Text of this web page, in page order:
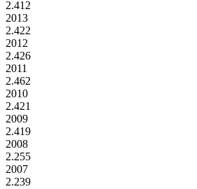
2.412
2013
2.422
2012
2.426
2011
2.462
2010
2.421
2009
2.419
2008
2.255
2007
2.239